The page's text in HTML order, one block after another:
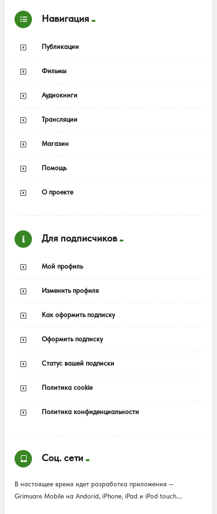
Навигация
Публикации
Фильмы
Аудиокниги
Трансляции
Магазин
Помощь
О проекте
Для подписчиков
Мой профиль
Изменить профиля
Как оформить подписку
Оформить подписку
Статус вашей подписки
Политика cookie
Политика конфиденциальности
Соц. сети
В настоящее время идет разработка приложения —
Grimuare Mobile на Andorid, iPhone, iPad и iPod touch....